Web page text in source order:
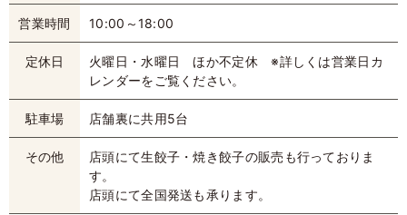
営業時間 10:00～18:00
定休日
火曜日・水曜日 ほか不定休 ※詳しくは営業日カ
レンダーをご覧ください。
駐車場 店舗裏に共用5台
その他
店頭にて生餃子・焼き餃子の販売も行っておりま
す。
店頭にて全国発送も承ります。